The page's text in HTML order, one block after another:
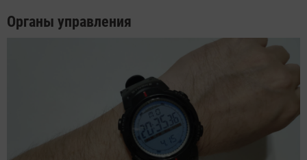
Органы управления